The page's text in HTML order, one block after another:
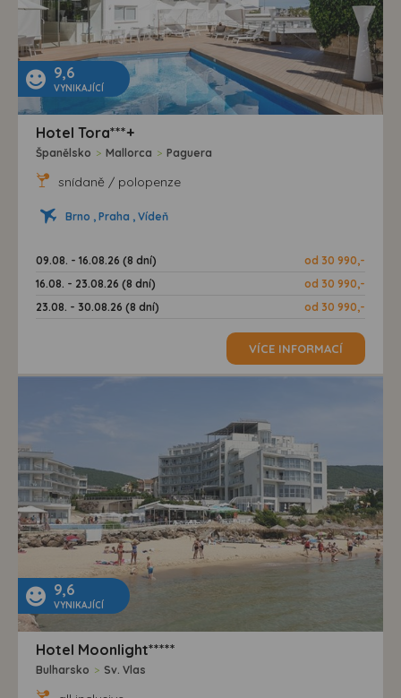
9,6
VYNIKAJÍCÍ
Hotel Tora***+
Španělsko > Mallorca > Paguera
snídaně / polopenze
Brno , Praha , Vídeň
09.08. - 16.08.26 (8 dní)
od 30 990,-
16.08. - 23.08.26 (8 dní)
od 30 990,-
23.08. - 30.08.26 (8 dní)
od 30 990,-
VÍCE INFORMACÍ
9,6
VYNIKAJÍCÍ
Hotel Moonlight*****
Bulharsko > Sv. Vlas